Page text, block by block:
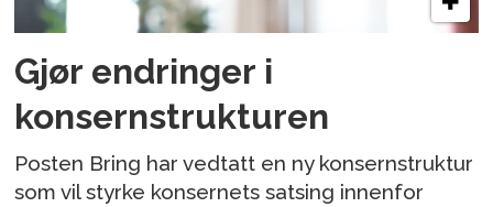
Gjør endringer i
konsernstrukturen
Posten Bring har vedtatt en ny konsernstruktur
som vil styrke konsernets satsing innenfor